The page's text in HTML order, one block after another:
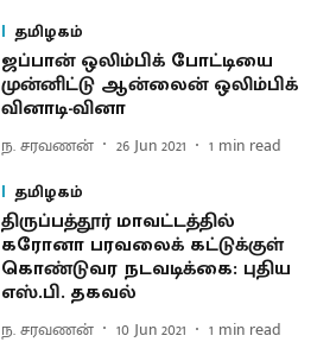
தமிழகம்
ஜப்பான் ஒலிம்பிக் போட்டியை
முன்னிட்டு ஆன்லைன் ஒலிம்பிக்
வினாடி-வினா
ந. சரவணன் 26 Jun 2021 1 min read
தமிழகம்
திருப்பத்தூர் மாவட்டத்தில்
கரோனா பரவலைக் கட்டுக்குள்
கொண்டுவர நடவடிக்கை: புதிய
எஸ்.பி. தகவல்
ந. சரவணன் 10 Jun 2021 1 min read